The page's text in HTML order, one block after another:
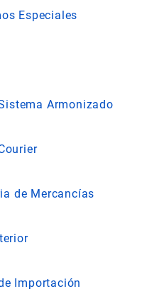
Especiales
Armonizado
de Mercancías
Importación